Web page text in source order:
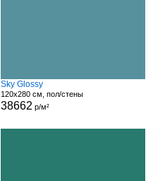
Sky Glossy
120x280 см, пол/стены
38662 р/м²